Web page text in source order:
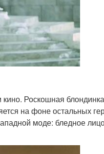
Роскошная
на фоне остальных
моде: бледное